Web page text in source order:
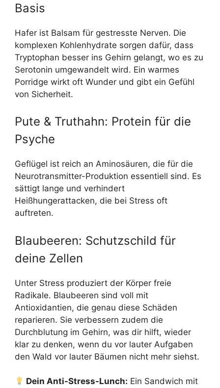
Basis
Hafer ist Balsam für gestresste Nerven. Die
komplexen Kohlenhydrate sorgen dafür, dass
Tryptophan besser ins Gehirn gelangt, wo es zu
Serotonin umgewandelt wird. Ein warmes
Porridge wirkt oft Wunder und gibt ein Gefühl
von Sicherheit.
Pute & Truthahn: Protein für die
Psyche
Geflügel ist reich an Aminosäuren, die für die
Neurotransmitter-Produktion essentiell sind. Es
sättigt lange und verhindert
Heißhungerattacken, die bei Stress oft
auftreten.
Blaubeeren: Schutzschild für
deine Zellen
Unter Stress produziert der Körper freie
Radikale. Blaubeeren sind voll mit
Antioxidantien, die genau diese Schäden
reparieren. Sie verbessern zudem die
Durchblutung im Gehirn, was dir hilft, wieder
klar zu denken, wenn du vor lauter Aufgaben
den Wald vor lauter Bäumen nicht mehr siehst.
Dein Anti-Stress-Lunch: Ein Sandwich mit